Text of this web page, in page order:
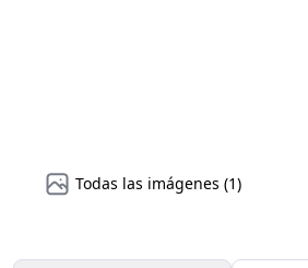
Todas las imágenes (1)